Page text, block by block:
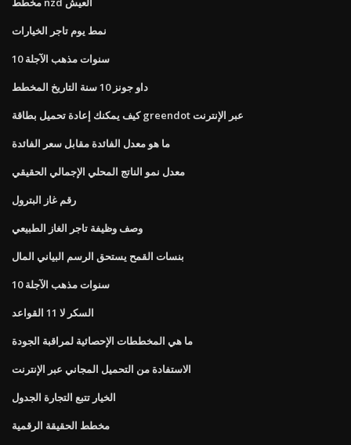
نمط يوم تاجر الخيارات
10 سنوات مذهب الآجلة
داو جونز 10 سنة التاريخ المخطط
كيف يمكنك إعادة تحميل بطاقة greendot عبر الإنترنت
ما هو معدل الفائدة مقابل سعر الفائدة
معدل نمو الناتج المحلي الإجمالي الحقيقي
رقم غاز البترول
وصف وظيفة تاجر الغاز الطبيعي
بنسات القمح يستحق الرسم البياني المال
10 سنوات مذهب الآجلة
السكر لا 11 القواعد
ما هي المخططات الإحصائية لمراقبة الجودة
الاستفادة من التحميل المجاني عبر الإنترنت
الخيار تتبع التجارة الجدول
مخطط الحقيقة الرقمية